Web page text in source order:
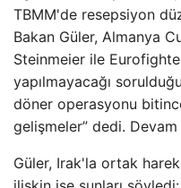
TBMM'de resepsiyon
Bakan Güler, Almanya
Steinmeier ile
yapılmayacağı
döner operasyonu
gelişmeler” dedi. Devam
Güler, Irak'la ortak